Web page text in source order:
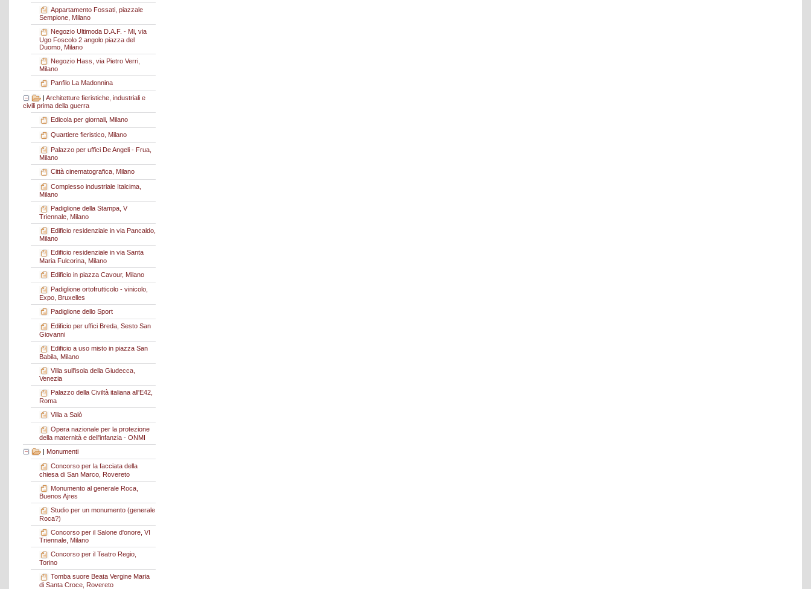
Appartamento Fossati, piazzale
Sempione, Milano
Negozio Ultimoda D.A.F. - Mi, via
Ugo Foscolo 2 angolo piazza del
Duomo, Milano
Negozio Hass, via Pietro Verri,
Milano
Panfilo La Madonnina
| Architetture fieristiche, industriali e
civili prima della guerra
Edicola per giornali, Milano
Quartiere fieristico, Milano
Palazzo per uffici De Angeli - Frua,
Milano
Città cinematografica, Milano
Complesso industriale Italcima,
Milano
Padiglione della Stampa, V
Triennale, Milano
Edificio residenziale in via Pancaldo,
Milano
Edificio residenziale in via Santa
Maria Fulcorina, Milano
Edificio in piazza Cavour, Milano
Padiglione ortofrutticolo - vinicolo,
Expo, Bruxelles
Padiglione dello Sport
Edificio per uffici Breda, Sesto San
Giovanni
Edificio a uso misto in piazza San
Babila, Milano
Villa sull'isola della Giudecca,
Venezia
Palazzo della Civiltà italiana all'E42,
Roma
Villa a Salò
Opera nazionale per la protezione
della maternità e dell'infanzia - ONMI
| Monumenti
Concorso per la facciata della
chiesa di San Marco, Rovereto
Monumento al generale Roca,
Buenos Ajres
Studio per un monumento (generale
Roca?)
Concorso per il Salone d'onore, VI
Triennale, Milano
Concorso per il Teatro Regio,
Torino
Tomba suore Beata Vergine Maria
di Santa Croce, Rovereto